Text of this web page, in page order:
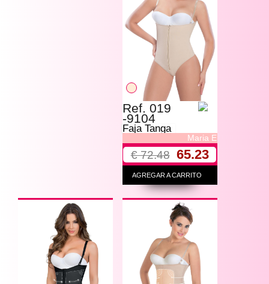
Ref. 019
-9104
Faja Tanga
Maria E
€ 72.48 65.23
AGREGAR A CARRITO